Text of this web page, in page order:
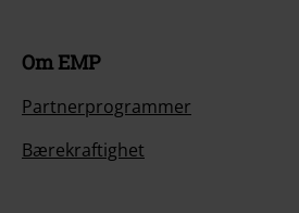
Om EMP
Partnerprogrammer
Bærekraftighet